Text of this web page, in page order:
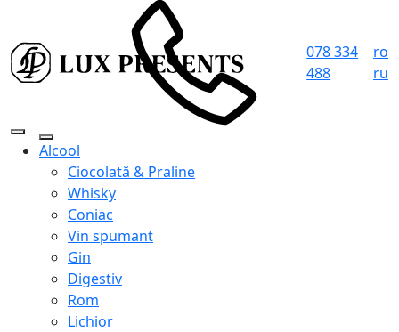
078 334
488
ro
ru
Alcool
Ciocolată & Praline
Whisky
Coniac
Vin spumant
Gin
Digestiv
Rom
Lichior